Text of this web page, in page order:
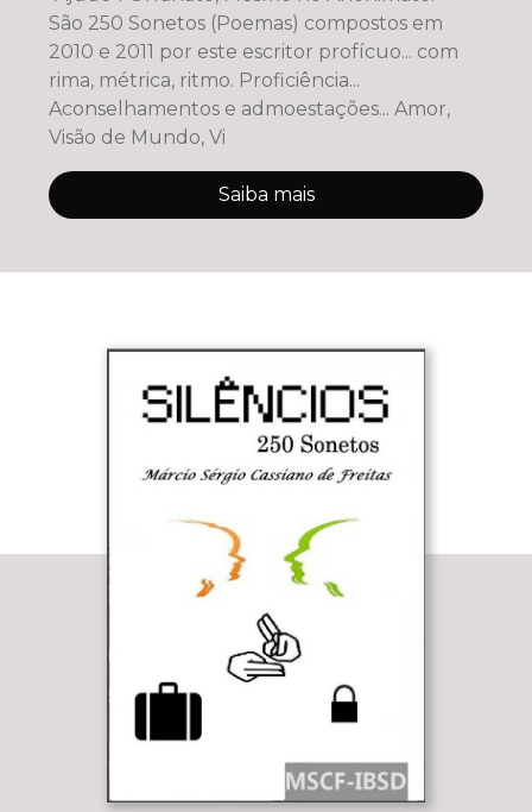
São 250 Sonetos (Poemas) compostos em
2010 e 2011 por este escritor profícuo... com
rima, métrica, ritmo. Proficiência...
Aconselhamentos e admoestações... Amor,
Visão de Mundo, Vi
Saiba mais